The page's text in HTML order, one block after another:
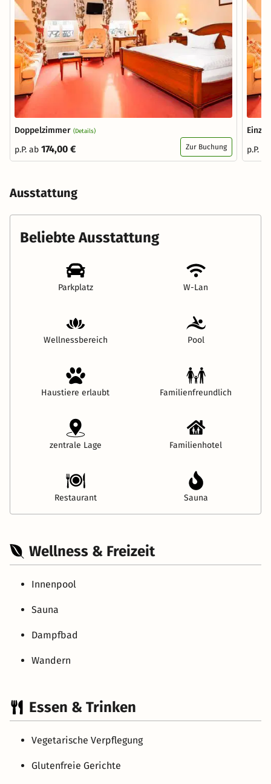
Doppelzimmer (Details)
p.P. ab 174,00 € Zur Buchung
p.P.
Ausstattung
Beliebte Ausstattung
Parkplatz W-Lan
Wellnessbereich Pool
Haustiere erlaubt Familienfreundlich
zentrale Lage Familienhotel
Restaurant Sauna
Wellness & Freizeit
Innenpool
Sauna
Dampfbad
Wandern
Essen & Trinken
Vegetarische Verpflegung
Glutenfreie Gerichte